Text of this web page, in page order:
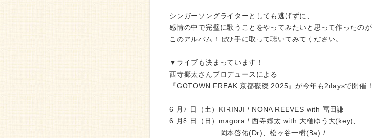
シンガーソングライターとしても逃げずに、
感情の中で完璧に歌うことをやってみたいと思って作ったのが
このアルバム！ぜひ手に取って聴いてみてください。
▼ライブも決まっています！
⻄寺郷太さんプロデュースによる
『GOTOWN FREAK 京都磔磔 2025』が今年も2daysで開催！
6 ⽉7 ⽇（⼟）KIRINJI / NONA REEVES with 冨⽥謙
6 ⽉8 ⽇（⽇）magora / ⻄寺郷太 with ⼤樋ゆう⼤(key)、
岡本啓佑(Dr)、松ヶ⾕⼀樹(Ba) /